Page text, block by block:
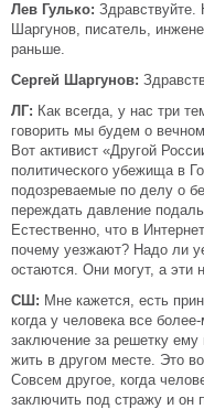
Лев Гулько:
Шаргунов, писатель,
раньше.
Сергей Шаргунов:
ЛГ: Как всегда, у нас три
говорить мы будем о
Вот активист «Другой
политического убежища в
подозреваемые по делу о
переждать давление
Естественно, что в
почему уезжают? Надо ли
остаются. Они могут, а эти
СШ: Мне кажется, есть
когда у человека все
заключение за решетку ему
жить в другом месте. Это
Совсем другое, когда
заключить под стражу и он